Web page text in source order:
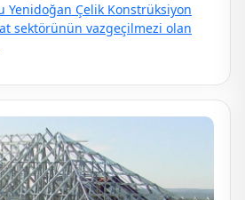
Çelik Konstrüksiyon
sektörünün vazgeçilmezi olan